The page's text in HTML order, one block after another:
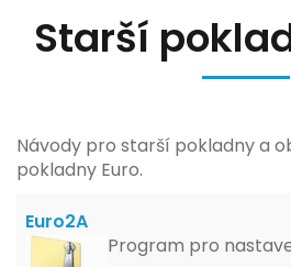
Starší
Návody pro starší pokladny a
pokladny Euro.
Euro2A
Program pro